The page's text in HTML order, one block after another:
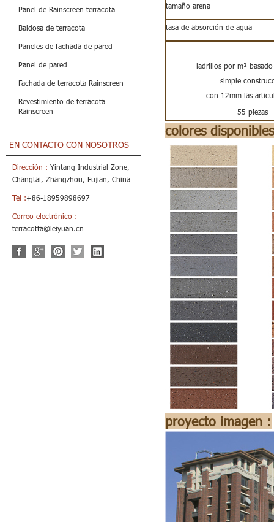
Panel de Rainscreen terracota
Baldosa de terracota
Paneles de fachada de pared
Panel de pared
Fachada de terracota Rainscreen
Revestimiento de terracota
Rainscreen
EN CONTACTO CON NOSOTROS
Dirección : Yintang Industrial Zone,
Changtai, Zhangzhou, Fujian, China
Tel :+86-18959898697
Correo electrónico :
terracotta@leiyuan.cn
tamaño arena
tasa de absorción de agua
ladrillos por m²
simple
con 12mm las
55 piezas
colores
proyecto imagen :